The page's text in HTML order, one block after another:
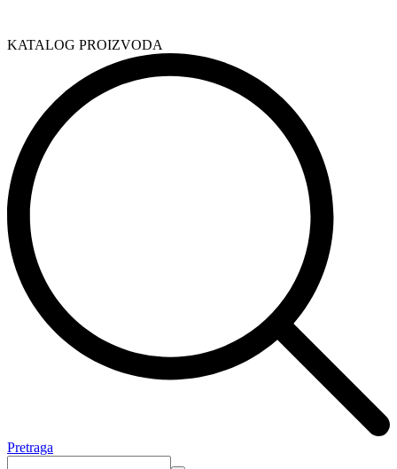
KATALOG PROIZVODA
Pretraga